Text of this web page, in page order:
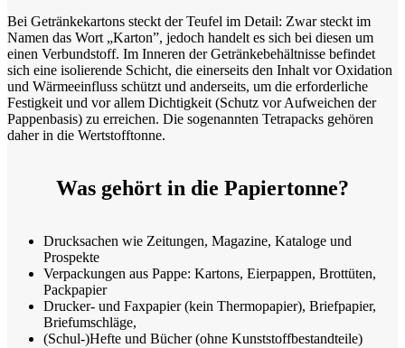
Bei Getränkekartons steckt der Teufel im Detail: Zwar steckt im
Namen das Wort „Karton”, jedoch handelt es sich bei diesen um
einen Verbundstoff. Im Inneren der Getränkebehältnisse befindet
sich eine isolierende Schicht, die einerseits den Inhalt vor Oxidation
und Wärmeeinfluss schützt und anderseits, um die erforderliche
Festigkeit und vor allem Dichtigkeit (Schutz vor Aufweichen der
Pappenbasis) zu erreichen. Die sogenannten Tetrapacks gehören
daher in die Wertstofftonne.
Was gehört in die Papiertonne?
Drucksachen wie Zeitungen, Magazine, Kataloge und
Prospekte
Verpackungen aus Pappe: Kartons, Eierpappen, Brottüten,
Packpapier
Drucker- und Faxpapier (kein Thermopapier), Briefpapier,
Briefumschläge,
(Schul-)Hefte und Bücher (ohne Kunststoffbestandteile)